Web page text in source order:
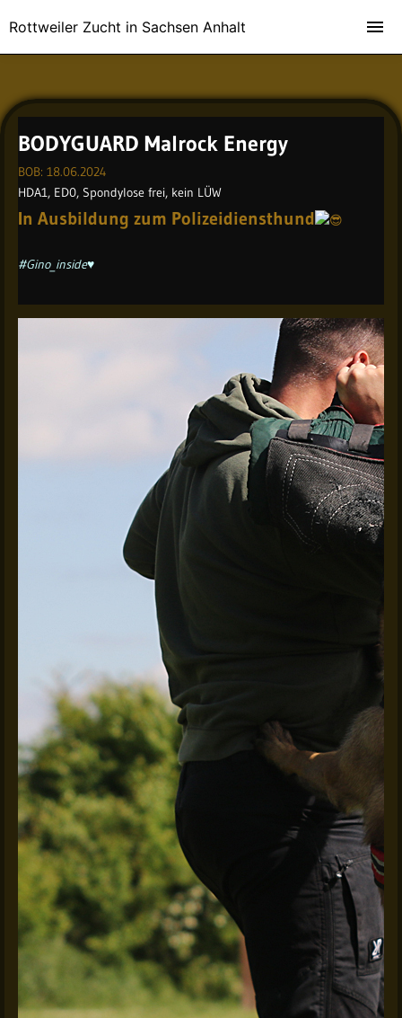
BODYGUARD Malrock Energy
BOB: 18.06.2024
HDA1, ED0, Spondylose frei, kein LÜW
In Ausbildung zum Polizeidiensthund
#Gino_inside♥
Rottweiler Zucht in Sachsen Anhalt